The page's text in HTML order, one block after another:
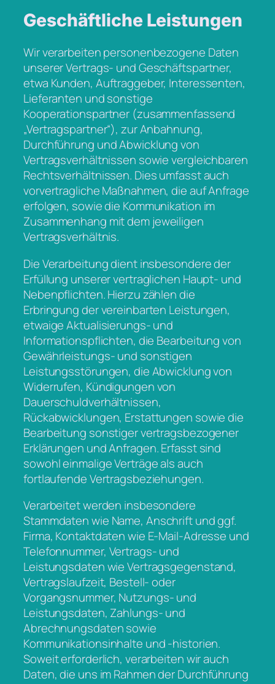
Geschäftliche Leistungen
Wir verarbeiten personenbezogene Daten
unserer Vertrags- und Geschäftspartner,
etwa Kunden, Auftraggeber, Interessenten,
Lieferanten und sonstige
Kooperationspartner (zusammenfassend
„Vertragspartner“), zur Anbahnung,
Durchführung und Abwicklung von
Vertragsverhältnissen sowie vergleichbaren
Rechtsverhältnissen. Dies umfasst auch
vorvertragliche Maßnahmen, die auf Anfrage
erfolgen, sowie die Kommunikation im
Zusammenhang mit dem jeweiligen
Vertragsverhältnis.
Die Verarbeitung dient insbesondere der
Erfüllung unserer vertraglichen Haupt- und
Nebenpflichten. Hierzu zählen die
Erbringung der vereinbarten Leistungen,
etwaige Aktualisierungs- und
Informationspflichten, die Bearbeitung von
Gewährleistungs- und sonstigen
Leistungsstörungen, die Abwicklung von
Widerrufen, Kündigungen von
Dauerschuldverhältnissen,
Rückabwicklungen, Erstattungen sowie die
Bearbeitung sonstiger vertragsbezogener
Erklärungen und Anfragen. Erfasst sind
sowohl einmalige Verträge als auch
fortlaufende Vertragsbeziehungen.
Verarbeitet werden insbesondere
Stammdaten wie Name, Anschrift und ggf.
Firma, Kontaktdaten wie E-Mail-Adresse und
Telefonnummer, Vertrags- und
Leistungsdaten wie Vertragsgegenstand,
Vertragslaufzeit, Bestell- oder
Vorgangsnummer, Nutzungs- und
Leistungsdaten, Zahlungs- und
Abrechnungsdaten sowie
Kommunikationsinhalte und -historien.
Soweit erforderlich, verarbeiten wir auch
Daten, die uns im Rahmen der Durchführung